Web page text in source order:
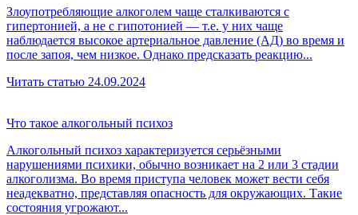
Злоупотребляющие алкоголем чаще сталкиваются с
гипертонией, а не с гипотонией — т.е. у них чаще
наблюдается высокое артериальное давление (АД) во время и
после запоя, чем низкое. Однако предсказать реакцию...
Читать статью 24.09.2024
Что такое алкогольный психоз
Алкогольный психоз характеризуется серьёзными
нарушениями психики, обычно возникает на 2 или 3 стадии
алкоголизма. Во время приступа человек может вести себя
неадекватно, представляя опасность для окружающих. Такие
состояния угрожают...